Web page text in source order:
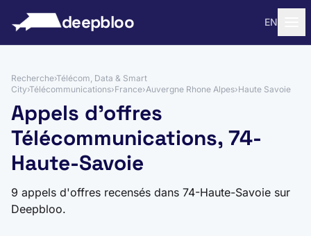
deepbloo EN
Recherche›Télécom, Data & Smart
City›Télécommunications›France›Auvergne Rhone Alpes›Haute Savoie
Appels d'offres
Télécommunications, 74-
Haute-Savoie
9 appels d'offres recensés dans 74-Haute-Savoie sur
Deepbloo.